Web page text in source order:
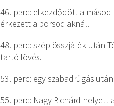
46. perc: elkezdődött a
érkezett a borsodiaknál.
48. perc: szép összjáték után
tartó lövés.
53. perc: egy szabadrúgás
55. perc: Nagy Richárd